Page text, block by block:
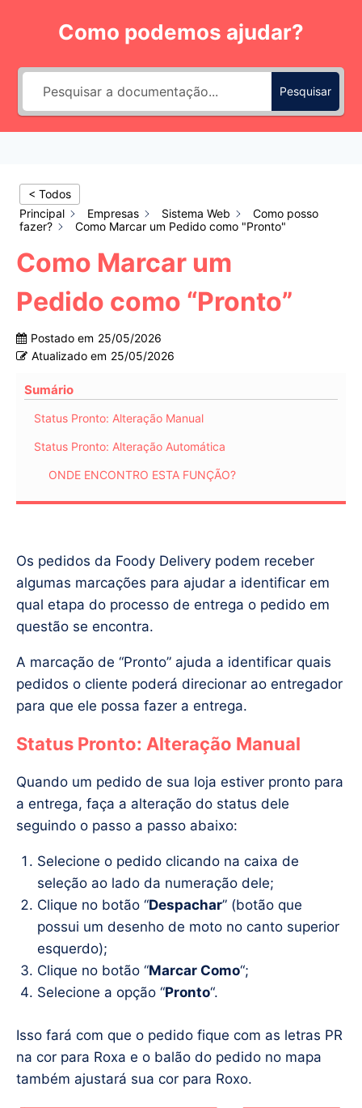
Conteúdo
Como podemos ajudar?
Pesquisar
< Todos
Principal
Empresas Sistema Web
Como posso
fazer?
Como Marcar um Pedido como "Pronto"
Como Marcar um
Pedido como “Pronto”
Postado em 25/05/2026
Atualizado em 25/05/2026
Sumário
Status Pronto: Alteração Manual
Status Pronto: Alteração Automática
ONDE ENCONTRO ESTA FUNÇÃO?
Os pedidos da Foody Delivery podem receber
algumas marcações para ajudar a identificar em
qual etapa do processo de entrega o pedido em
questão se encontra.
A marcação de “Pronto” ajuda a identificar quais
pedidos o cliente poderá direcionar ao entregador
para que ele possa fazer a entrega.
Status Pronto: Alteração Manual
Quando um pedido de sua loja estiver pronto para
a entrega, faça a alteração do status dele
seguindo o passo a passo abaixo:
Selecione o pedido clicando na caixa de
seleção ao lado da numeração dele;
Clique no botão “Despachar” (botão que
possui um desenho de moto no canto superior
esquerdo);
Clique no botão “Marcar Como“;
Selecione a opção “Pronto“.
Isso fará com que o pedido fique com as letras PR
na cor para Roxa e o balão do pedido no mapa
também ajustará sua cor para Roxo.